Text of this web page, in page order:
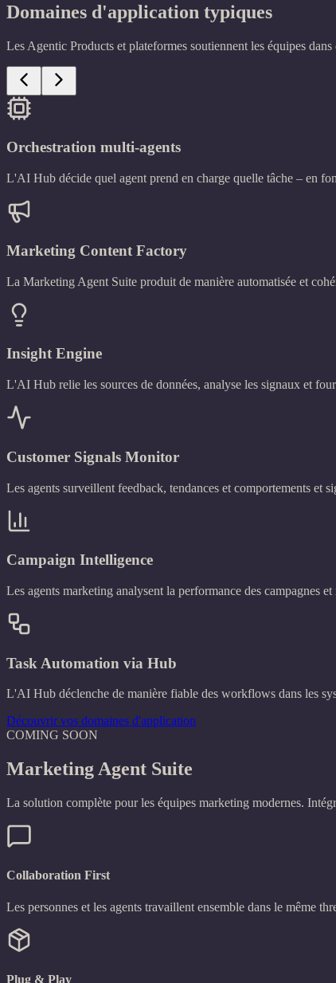
Domaines d'application typiques
Les Agentic Products et plateformes soutiennent les équipes
Orchestration multi-agents
L'AI Hub décide quel agent prend en charge quelle tâche – en
Marketing Content Factory
La Marketing Agent Suite produit de manière automatisée et
Insight Engine
L'AI Hub relie les sources de données, analyse les signaux et
Customer Signals Monitor
Les agents surveillent feedback, tendances et comportements et
Campaign Intelligence
Les agents marketing analysent la performance des campagnes
Task Automation via Hub
L'AI Hub déclenche de manière fiable des workflows dans les
Découvrir vos domaines d'application
COMING SOON
Marketing Agent Suite
La solution complète pour les équipes marketing modernes.
Collaboration First
Les personnes et les agents travaillent ensemble dans le même
Plug & Play